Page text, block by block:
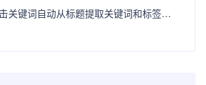
帝国cms鼠标点击关键词自动从标题提取关键词和标签tag